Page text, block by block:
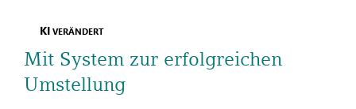
KI VERÄNDERT
Mit System zur erfolgreichen
Umstellung